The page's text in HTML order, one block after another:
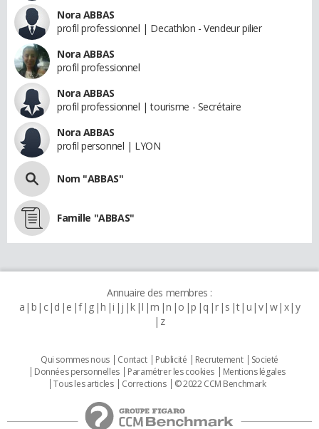
Nora ABBAS
profil professionnel | Decathlon - Vendeur pilier
Nora ABBAS
profil professionnel
Nora ABBAS
profil professionnel | tourisme - Secrétaire
Nora ABBAS
profil personnel | LYON
Nom "ABBAS"
Famille "ABBAS"
Annuaire des membres :
a b c d e f g h i j k l m n o p q r s t u v w x y
z
Qui sommes nous Contact Publicité Recrutement
Societé
Données personnelles
Paramétrer les cookies
Mentions légales
Tous les articles
Corrections © 2022 CCM Benchmark